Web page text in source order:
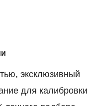
эксклюзивный
для калибровки